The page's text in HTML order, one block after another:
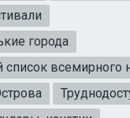
города
всемирного